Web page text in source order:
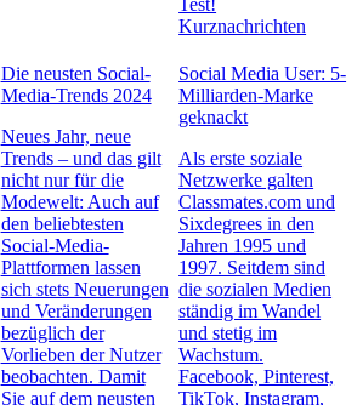
Test!
Kurznachrichten
Die neusten Social-
Media-Trends 2024
Neues Jahr, neue
Trends – und das gilt
nicht nur für die
Modewelt: Auch auf
den beliebtesten
Social-Media-
Plattformen lassen
sich stets Neuerungen
und Veränderungen
bezüglich der
Vorlieben der Nutzer
beobachten. Damit
Sie auf dem neusten
Social Media User: 5-
Milliarden-Marke
geknackt
Als erste soziale
Netzwerke galten
Classmates.com und
Sixdegrees in den
Jahren 1995 und
1997. Seitdem sind
die sozialen Medien
ständig im Wandel
und stetig im
Wachstum.
Facebook, Pinterest,
TikTok, Instagram,